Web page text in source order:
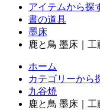
アイテムから探
書の道具
墨床
鹿と鳥 墨床｜工
ホーム
カテゴリーから
九谷焼
鹿と鳥 墨床｜工